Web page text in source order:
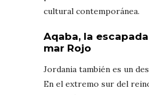
cultural contemporánea.
Aqaba, la
mar Rojo
Jordania también es un
En el extremo sur del